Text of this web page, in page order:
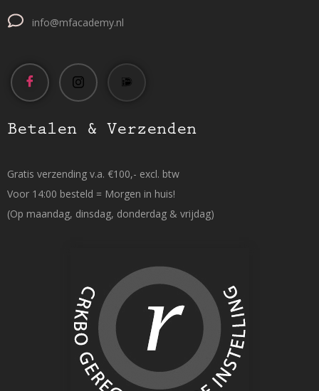
info@mfacademy.nl
Betalen & Verzenden
Gratis verzending v.a. €100,- excl. btw
Voor 14:00 besteld = Morgen in huis!
(Op maandag, dinsdag, donderdag & vrijdag)